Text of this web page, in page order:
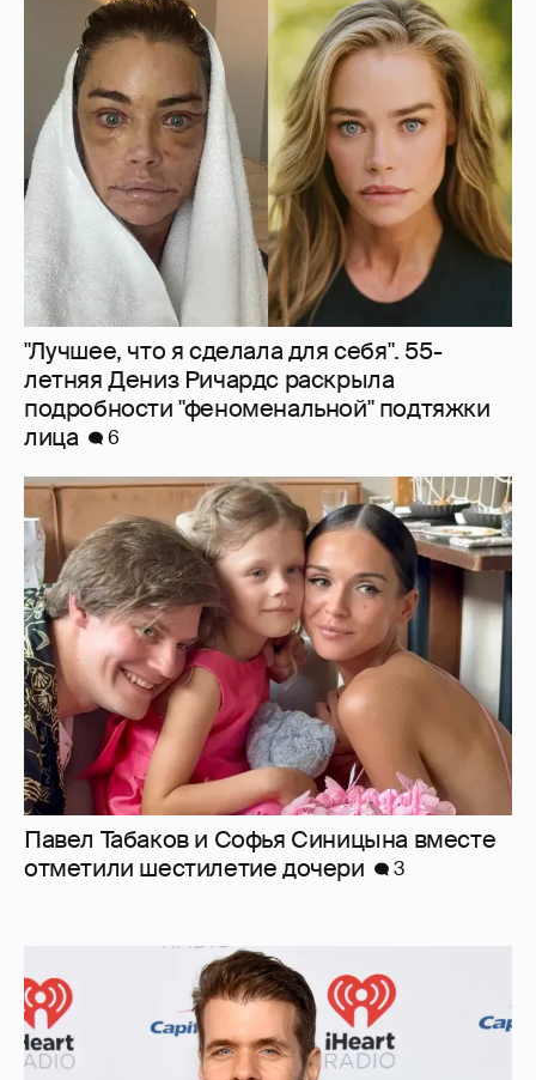
"Лучшее, что я сделала для себя". 55-
летняя Дениз Ричардс раскрыла
подробности "феноменальной" подтяжки
лица
6
Павел Табаков и Софья Синицына вместе
отметили шестилетие дочери
3